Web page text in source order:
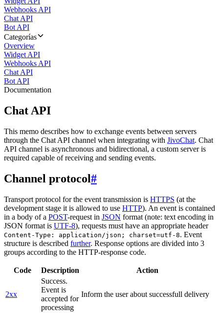
Webhooks API
Chat API
Bot API
Categorías
Overview
Widget API
Webhooks API
Chat API
Bot API
Documentation
Chat API
This memo describes how to exchange events between servers
through the Chat API channel when integrating with JivoChat. Chat
API channel is asynchronous and bidirectional, a custom server is
required capable of receiving and sending events.
Channel protocol#
Transport protocol for the event transmission is HTTPS (at the
development stage it is allowed to use HTTP). An event is contained
in a body of a POST-request in JSON format (note: text encoding in
JSON format is UTF-8), requests must have an appropriate header
Content-Type: application/json; charset=utf-8. Event
structure is described further. Response options are divided into 3
groups according to the HTTP-response code.
Code Description Action
2xx
Success.
Event is
accepted for
processing
Inform the user about successfull delivery